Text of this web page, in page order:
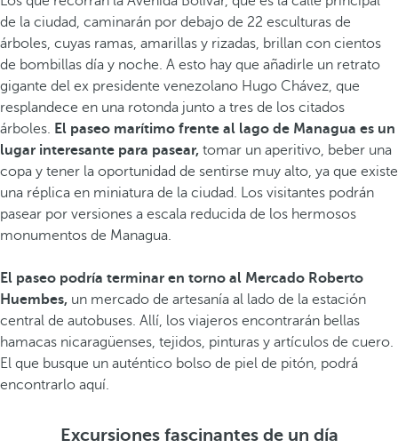
de la ciudad, caminarán por debajo de 22 esculturas de
árboles, cuyas ramas, amarillas y rizadas, brillan con cientos
de bombillas día y noche. A esto hay que añadirle un retrato
gigante del ex presidente venezolano Hugo Chávez, que
resplandece en una rotonda junto a tres de los citados
árboles. El paseo marítimo frente al lago de Managua es un
lugar interesante para pasear, tomar un aperitivo, beber una
copa y tener la oportunidad de sentirse muy alto, ya que existe
una réplica en miniatura de la ciudad. Los visitantes podrán
pasear por versiones a escala reducida de los hermosos
monumentos de Managua.
El paseo podría terminar en torno al Mercado Roberto
Huembes, un mercado de artesanía al lado de la estación
central de autobuses. Allí, los viajeros encontrarán bellas
hamacas nicaragüenses, tejidos, pinturas y artículos de cuero.
El que busque un auténtico bolso de piel de pitón, podrá
encontrarlo aquí.
Excursiones fascinantes de un día